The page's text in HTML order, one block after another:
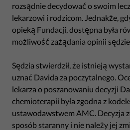
rozsądnie decydować o swoim
lekarzowi i rodzicom. Jednakże,
opieką Fundacji, dostępna była
możliwość zażądania opinii
Sędzia stwierdził, że istnieją
uznać Davida za poczytalnego.
lekarza o poszanowaniu decyzji
chemioterapii była zgodna z
ustawodawstwem AMC. Decyzja
sposób staranny i nie należy jej